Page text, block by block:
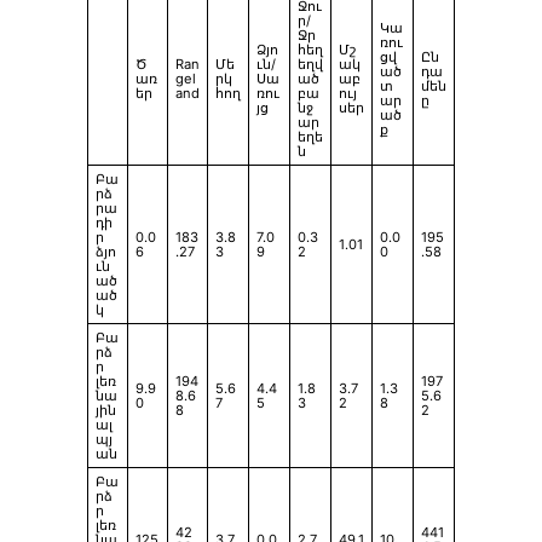
Ծ
առ
եր
Ran
gel
and
Մե
րկ
հող
Ձյո
ւն/
Սա
ռու
յց
Ջու
ր/
Ջր
հեղ
եղվ
ած
բա
նջ
ար
եղե
ն
Մշ
ակ
աբ
ույ
սեր
Կա
ռու
ցվ
ած
տ
ար
ած
ք
Ըն
դա
մեն
ը
Բա
րձ
րա
դի
ր
ձյո
ւն
ած
ած
կ
0.0
6
183
.27
3.8
3
7.0
9
0.3
2
1.01
0.0
0
195
.58
Բա
րձ
ր
լեռ
նա
յին
ալ
պյ
ան
9.9
0
194
8.6
8
5.6
7
4.4
5
1.8
3
3.7
2
1.3
8
197
5.6
2
Բա
րձ
ր
լեռ
42
441